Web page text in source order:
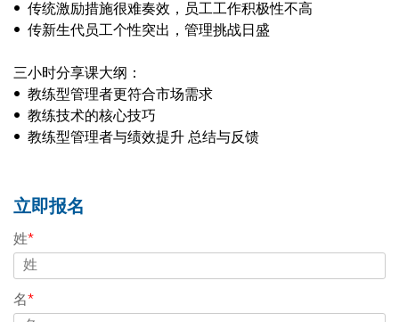
• 传统激励措施很难奏效，员工工作积极性不高
• 传新生代员工个性突出，管理挑战日盛
三小时分享课大纲：
• 教练型管理者更符合市场需求
• 教练技术的核心技巧
• 教练型管理者与绩效提升 总结与反馈
立即报名
姓*
名*